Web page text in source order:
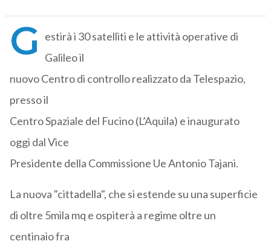
G estirà i 30 satelliti e le attività operative di
Galileo il
nuovo Centro di controllo realizzato da Telespazio,
presso il
Centro Spaziale del Fucino (L’Aquila) e inaugurato
oggi dal Vice
Presidente della Commissione Ue Antonio Tajani.
La nuova "cittadella", che si estende su una superficie
di oltre 5mila mq e ospiterà a regime oltre un
centinaio fra